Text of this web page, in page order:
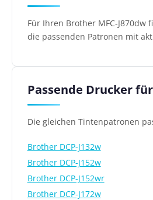
Für Ihren Brother MFC-
die passenden Patronen mit
Passende Drucker
Die gleichen Tintenpatronen
Brother DCP-J132w
Brother DCP-J152w
Brother DCP-J152wr
Brother DCP-J172w